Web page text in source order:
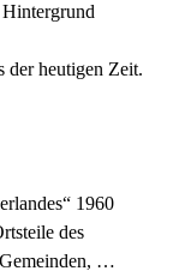
der heutigen Zeit.
1960
des
Gemeinden, …